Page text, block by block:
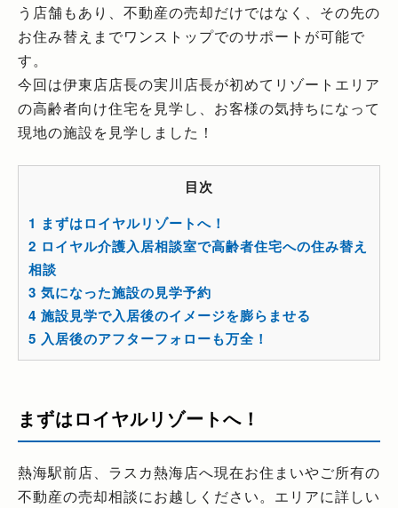
う店舗もあり、不動産の売却だけではなく、その先の
お住み替えまでワンストップでのサポートが可能で
す。
今回は伊東店店長の実川店長が初めてリゾートエリア
の高齢者向け住宅を見学し、お客様の気持ちになって
現地の施設を見学しました！
目次
1 まずはロイヤルリゾートへ！
2 ロイヤル介護入居相談室で高齢者住宅への住み替え
相談
3 気になった施設の見学予約
4 施設見学で入居後のイメージを膨らませる
5 入居後のアフターフォローも万全！
まずはロイヤルリゾートへ！
熱海駅前店、ラスカ熱海店へ現在お住まいやご所有の
不動産の売却相談にお越しください。エリアに詳しい